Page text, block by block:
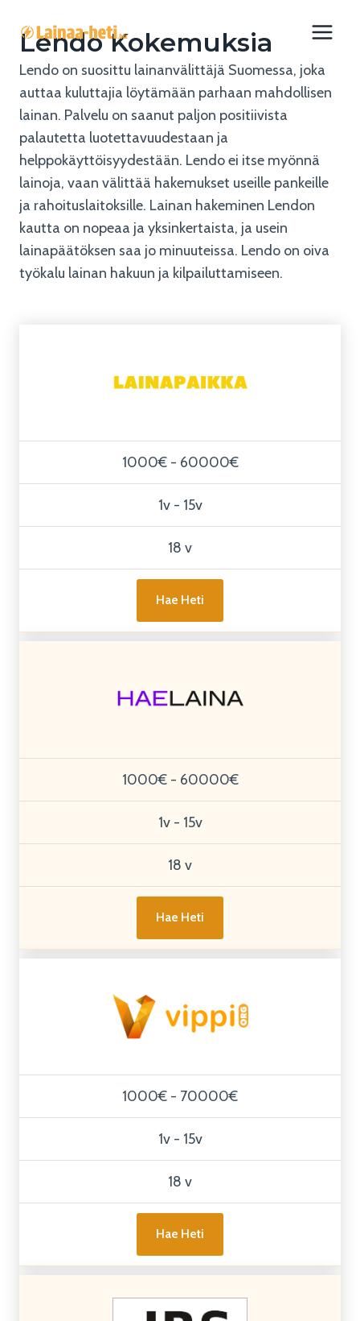
sisältöön
Lendo Kokemuksia
Lendo on suosittu lainanvälittäjä Suomessa, joka
auttaa kuluttajia löytämään parhaan mahdollisen
lainan. Palvelu on saanut paljon positiivista
palautetta luotettavuudestaan ja
helppokäyttöisyydestään. Lendo ei itse myönnä
lainoja, vaan välittää hakemukset useille pankeille
ja rahoituslaitoksille. Lainan hakeminen Lendon
kautta on nopeaa ja yksinkertaista, ja usein
lainapäätöksen saa jo minuuteissa. Lendo on oiva
työkalu lainan hakuun ja kilpailuttamiseen.
1000€ - 60000€
1v - 15v
18 v
Hae Heti
1000€ - 60000€
1v - 15v
18 v
Hae Heti
1000€ - 70000€
1v - 15v
18 v
Hae Heti